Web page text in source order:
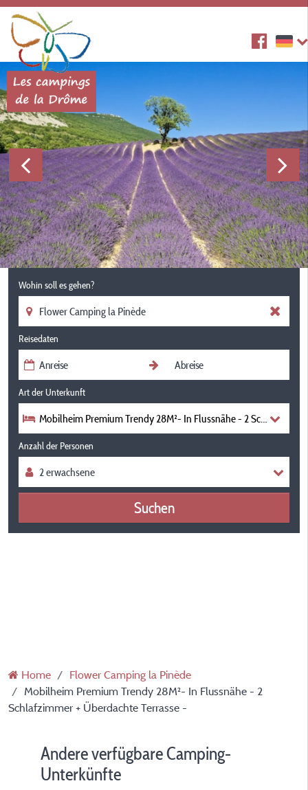
Wohin soll es gehen?
Reisedaten
Art der Unterkunft
Mobilheim Premium Trendy 28M²- In Flussnähe - 2
Anzahl der Personen
Suchen
Home
Flower Camping la Pinède
Mobilheim Premium Trendy 28M²- In Flussnähe - 2
Schlafzimmer + Überdachte Terrasse -
Andere verfügbare Camping-
Unterkünfte